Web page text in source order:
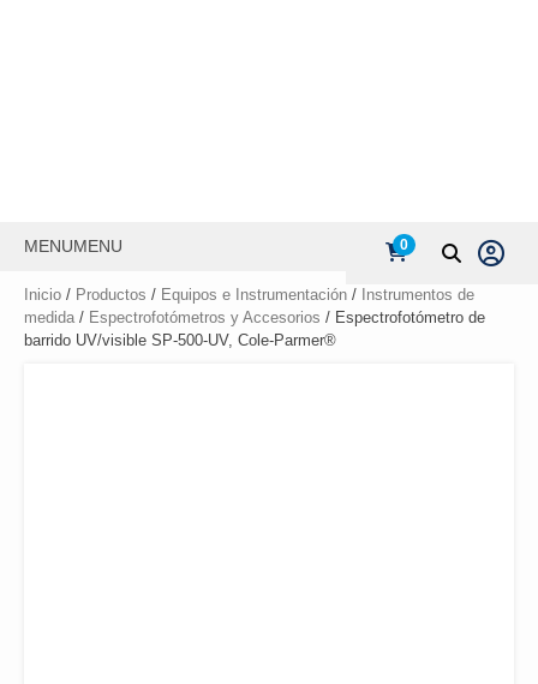
MENUMENU 0
Inicio / Productos / Equipos e Instrumentación / Instrumentos de
medida / Espectrofotómetros y Accesorios / Espectrofotómetro de
barrido UV/visible SP-500-UV, Cole-Parmer®